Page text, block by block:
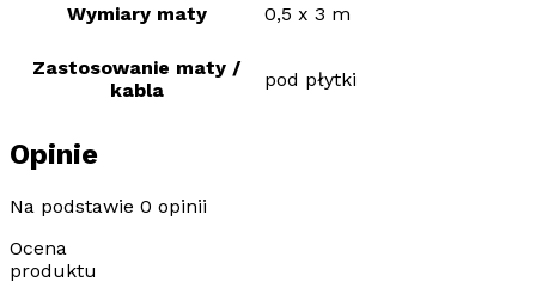
Wymiary maty 0,5 x 3 m
Zastosowanie maty /
kabla
pod płytki
Opinie
Na podstawie 0 opinii
Ocena
produktu